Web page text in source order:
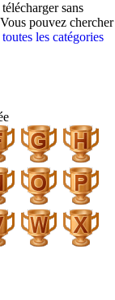
sans
pouvez chercher
toutes les catégories